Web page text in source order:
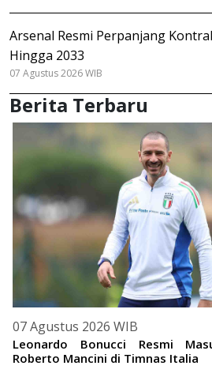
Arsenal Resmi Perpanjang
Hingga 2033
07 Agustus 2026 WIB
Berita Terbaru
07 Agustus 2026 WIB
Leonardo Bonucci Resmi
Roberto Mancini di Timnas Italia